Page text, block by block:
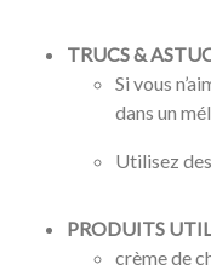
TRUCS &
Si vous
dans un
Utilisez
PRODUITS
crème de